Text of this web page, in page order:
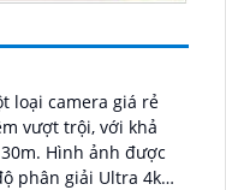
loại camera giá rẻ
vượt trội, với khả
được
phân giải Ultra 4k